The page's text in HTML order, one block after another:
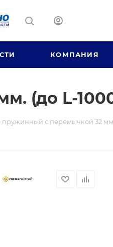
КОМПАНИЯ
(до L-
пружинный с перемычкой 32